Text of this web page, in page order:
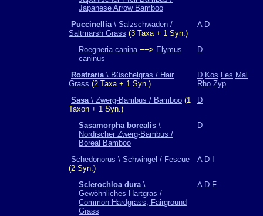
Japanese Arrow Bamboo
Puccinellia\ Salzschwaden /
Saltmarsh Grass (3 Taxa + 1 Syn.)
A D
Roegneria canina −−> Elymus
caninus
D
Rostraria\ Büschelgras / Hair
Grass (2 Taxa + 1 Syn.)
D Kos Les Mal
Rho Zyp
Sasa\ Zwerg-Bambus / Bamboo (1
Taxon + 1 Syn.)
D
Sasamorpha borealis \
Nordischer Zwerg-Bambus /
Boreal Bamboo
D
Schedonorus \ Schwingel / Fescue
(2 Syn.)
A D
Sclerochloa dura\
Gewöhnliches Hartgras /
Common Hardgrass, Fairground
Grass
A D F